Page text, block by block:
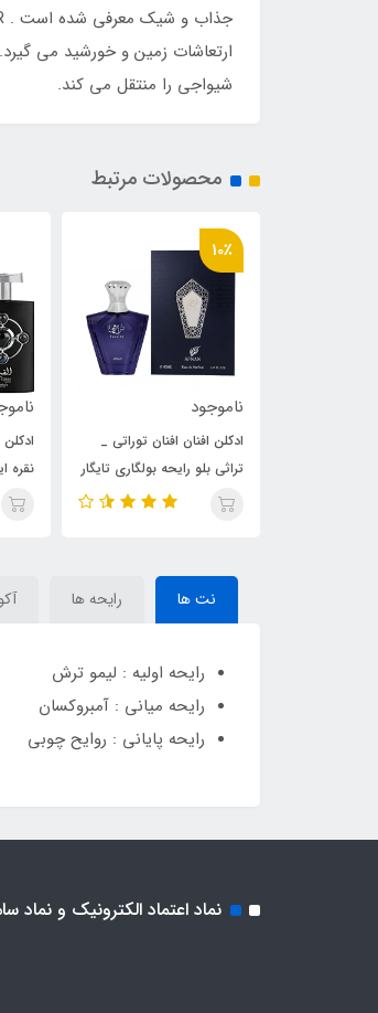
ارتعاشات زمین و خورشید می
شیواجی را منتقل می کند.
محصولات مرتبط
ناموجود
ادکلن لطافه پراید مدل القیم
نقره ایی مشابه بولگاری تایگار
(Bvlgari Tygar)Al Qiam
نت ها رایحه ها
رایحه اولیه : لیمو ترش
رایحه میانی : آمبروکسان
رایحه پایانی : روایح چوبی
نماد اعتماد الکترونیک و نماد